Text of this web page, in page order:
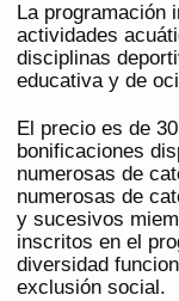
La programación
actividades
disciplinas
educativa y de
El precio es de
bonificaciones
numerosas de
numerosas de
y sucesivos
inscritos en el
diversidad
exclusión social.